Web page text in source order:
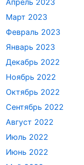
Апрель 2023
Март 2023
Февраль 2023
Январь 2023
Декабрь 2022
Ноябрь 2022
Октябрь 2022
Сентябрь 2022
Август 2022
Июль 2022
Июнь 2022